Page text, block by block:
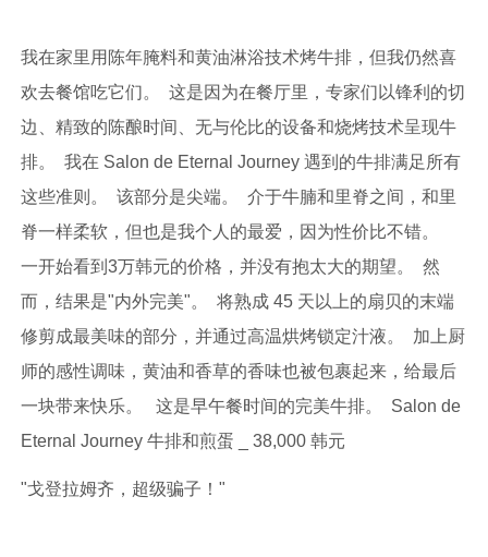
我在家里用陈年腌料和黄油淋浴技术烤牛排，但我仍然喜
欢去餐馆吃它们。 这是因为在餐厅里，专家们以锋利的切
边、精致的陈酿时间、无与伦比的设备和烧烤技术呈现牛
排。 我在 Salon de Eternal Journey 遇到的牛排满足所有
这些准则。 该部分是尖端。 介于牛腩和里脊之间，和里
脊一样柔软，但也是我个人的最爱，因为性价比不错。
一开始看到3万韩元的价格，并没有抱太大的期望。 然
而，结果是"内外完美"。 将熟成 45 天以上的扇贝的末端
修剪成最美味的部分，并通过高温烘烤锁定汁液。 加上厨
师的感性调味，黄油和香草的香味也被包裹起来，给最后
一块带来快乐。 这是早午餐时间的完美牛排。 Salon de
Eternal Journey 牛排和煎蛋 _ 38,000 韩元
"戈登拉姆齐，超级骗子！"